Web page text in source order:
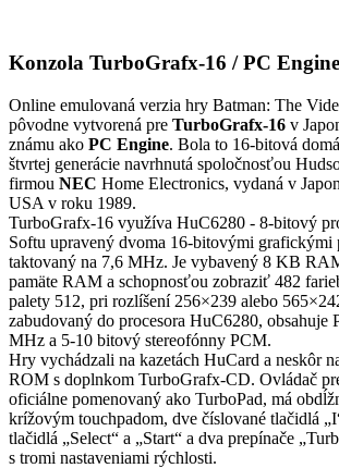
Konzola TurboGrafx-16 / PC Engine
Online emulovaná verzia hry Batman: The
pôvodne vytvorená pre TurboGrafx-16 v
známu ako PC Engine. Bola to 16-bitová
štvrtej generácie navrhnutá spoločnosťou
firmou NEC Home Electronics, vydaná v
USA v roku 1989.
TurboGrafx-16 využíva HuC6280 - 8-bitový
Softu upravený dvoma 16-bitovými grafickými
taktovaný na 7,6 MHz. Je vybavený 8 KB
pamäte RAM a schopnosťou zobraziť 482
palety 512, pri rozlíšení 256×239 alebo
zabudovaný do procesora HuC6280, obsahuje
MHz a 5-10 bitový stereofónny PCM.
Hry vychádzali na kazetách HuCard a neskôr
ROM s doplnkom TurboGrafx-CD. Ovládač
oficiálne pomenovaný ako TurboPad, má
krížovým touchpadom, dve číslované tlačidlá
tlačidlá „Select“ a „Start“ a dva prepínače
s tromi nastaveniami rýchlosti.